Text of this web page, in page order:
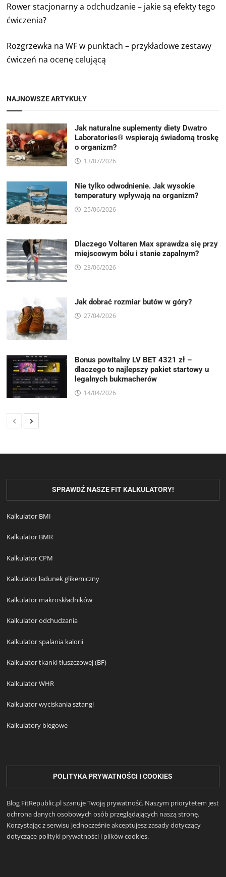
Rower stacjonarny a odchudzanie – jakie są efekty tego
ćwiczenia?
Rozgrzewka na WF w punktach – przykładowe zestawy
ćwiczeń na ocenę celującą
NAJNOWSZE ARTYKUŁY
Jak naturalne suplementy diety Dwatro
Laboratories® wspierają świadomą troskę
o organizm?
13/07/2026
Nie tylko odwodnienie. Jak wysokie
temperatury wpływają na organizm?
25/06/2026
Dlaczego Voltaren Max sprawdza się przy
miejscowym bólu i stanie zapalnym?
23/06/2026
Jak dobrać rozmiar butów w góry?
27/04/2026
Bonus powitalny LV BET 4321 zł –
dlaczego to najlepszy pakiet startowy u
legalnych bukmacherów
14/04/2026
SPRAWDŹ NASZE FIT KALKULATORY!
Kalkulator BMI
Kalkulator BMR
Kalkulator CPM
Kalkulator ładunek glikemiczny
Kalkulator makroskładników
Kalkulator odchudzania
Kalkulator spalania kalorii
Kalkulator tkanki tłuszczowej (BF)
Kalkulator WHR
Kalkulator wyciskania sztangi
Kalkulatory biegowe
POLITYKA PRYWATNOŚCI I COOKIES
Blog FitRepublic.pl szanuje Twoją prywatność. Naszym priorytetem jest
ochrona danych osobowych osób przeglądających naszą stronę.
Korzystając z serwisu jednocześnie akceptujesz zasady dotyczący
dotyczące polityki prywatności i plików cookies.